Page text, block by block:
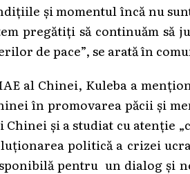
și momentul încă nu
pregătiți să continuăm
de pace”, se arată în
al Chinei, Kuleba a
în promovarea păcii și
și a studiat cu atenție
politică a crizei
pentru un dialog și